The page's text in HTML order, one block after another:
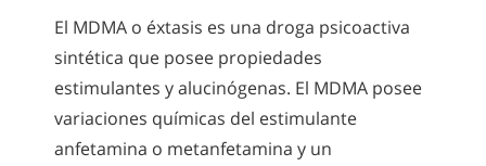
El MDMA o éxtasis es una droga psicoactiva
sintética que posee propiedades
estimulantes y alucinógenas. El MDMA posee
variaciones químicas del estimulante
anfetamina o metanfetamina y un